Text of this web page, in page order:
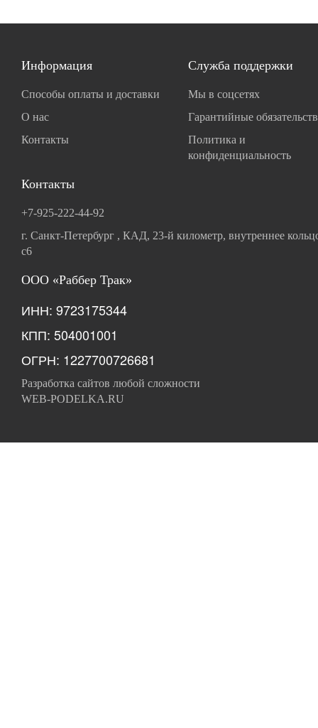
Информация
Способы оплаты и доставки
О нас
Контакты
Служба поддержки
Мы в соцсетях
Гарантийные
Политика и
конфиденциальность
Контакты
+7-925-222-44-92
г. Санкт-Петербург , КАД, 23-й километр, внутреннее
с6
ООО «Раббер Трак»
ИНН: 9723175344
КПП: 504001001
ОГРН: 1227700726681
Разработка сайтов любой сложности
WEB-PODELKA.RU